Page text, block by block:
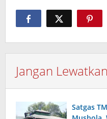
Jangan Lewatkan
Satgas